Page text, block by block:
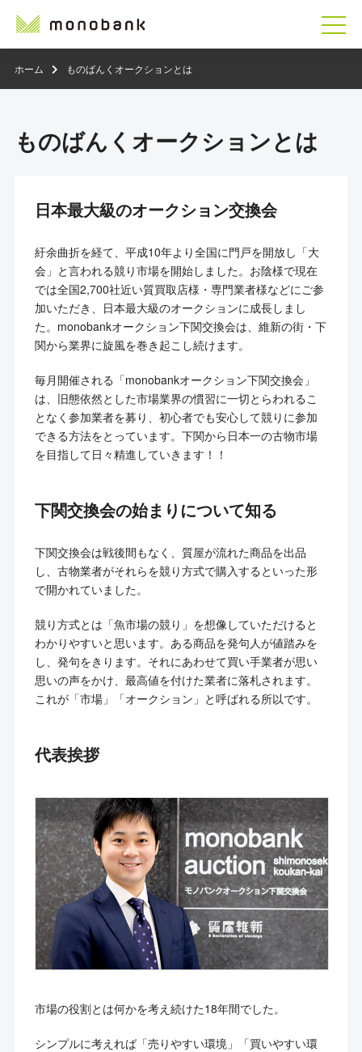
ホーム ものばんくオークションとは
ものばんくオークションとは
日本最大級のオークション交換会
紆余曲折を経て、平成10年より全国に門戸を開放し「大
会」と言われる競り市場を開始しました。お陰様で現在
では全国2,700社近い質買取店様・専門業者様などにご参
加いただき、日本最大級のオークションに成長しまし
た。monobankオークション下関交換会は、維新の街・下
関から業界に旋風を巻き起こし続けます。
毎月開催される「monobankオークション下関交換会」
は、旧態依然とした市場業界の慣習に一切とらわれるこ
となく参加業者を募り、初心者でも安心して競りに参加
できる方法をとっています。下関から日本一の古物市場
を目指して日々精進していきます！！
下関交換会の始まりについて知る
下関交換会は戦後間もなく、質屋が流れた商品を出品
し、古物業者がそれらを競り方式で購入するといった形
で開かれていました。
競り方式とは「魚市場の競り」を想像していただけると
わかりやすいと思います。ある商品を発句人が値踏みを
し、発句をきります。それにあわせて買い手業者が思い
思いの声をかけ、最高値を付けた業者に落札されます。
これが「市場」「オークション」と呼ばれる所以です。
代表挨拶
市場の役割とは何かを考え続けた18年間でした。
シンプルに考えれば「売りやすい環境」「買いやすい環